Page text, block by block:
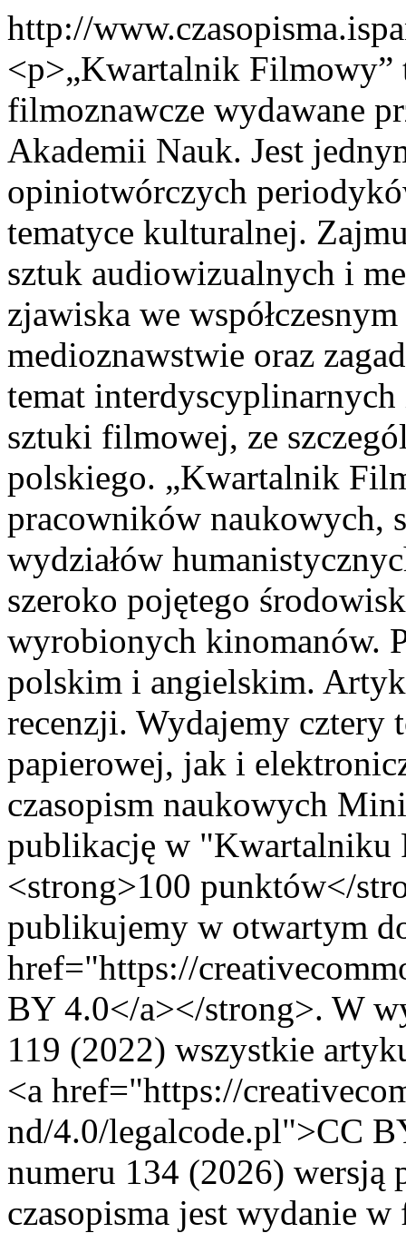
http://
<p>„Kwartalnik Filmowy”
filmoznawcze wydawane
Akademii Nauk. Jest
opiniotwórczych
tematyce kulturalnej.
sztuk audiowizualnych i
zjawiska we
medioznawstwie oraz
temat
sztuki filmowej, ze
polskiego. „Kwartalnik
pracowników naukowych,
wydziałów
szeroko pojętego
wyrobionych kinomanów.
polskim i angielskim.
recenzji. Wydajemy cztery
papierowej, jak i
czasopism naukowych
publikację w "Kwartalniku
<strong>100 punktów</
publikujemy w otwartym
href="https://
BY 4.0</a></strong>. W
119 (2022) wszystkie
<a href="https://
nd/4.0/legalcode.pl">CC
numeru 134 (2026) wersją
czasopisma jest wydanie